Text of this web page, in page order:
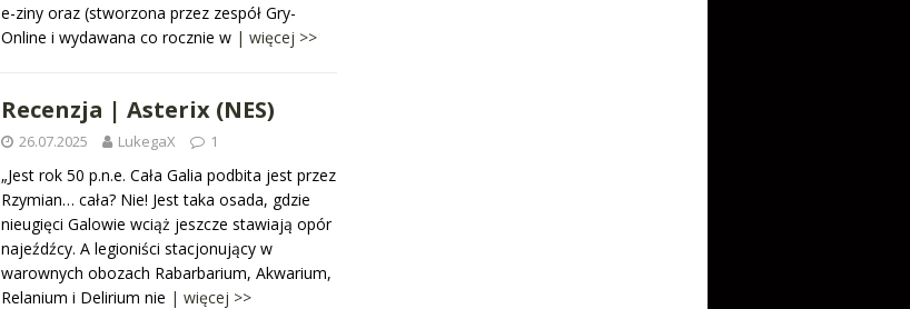
e-ziny oraz (stworzona przez zespół Gry-
Online i wydawana co rocznie w | więcej >>
Recenzja | Asterix (NES)
26.07.2025 LukegaX 1
„Jest rok 50 p.n.e. Cała Galia podbita jest przez
Rzymian… cała? Nie! Jest taka osada, gdzie
nieugięci Galowie wciąż jeszcze stawiają opór
najeźdźcy. A legioniści stacjonujący w
warownych obozach Rabarbarium, Akwarium,
Relanium i Delirium nie | więcej >>